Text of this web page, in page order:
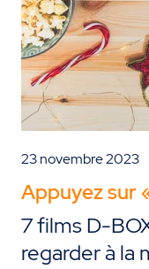
23 novembre 2023
Appuyez sur
7 films D-
regarder à la